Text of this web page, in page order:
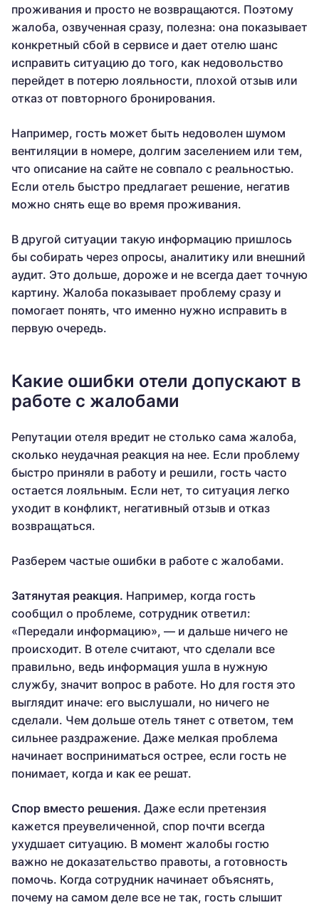
проживания и просто не возвращаются. Поэтому
жалоба, озвученная сразу, полезна: она показывает
конкретный сбой в сервисе и дает отелю шанс
исправить ситуацию до того, как недовольство
перейдет в потерю лояльности, плохой отзыв или
отказ от повторного бронирования.
Например, гость может быть недоволен шумом
вентиляции в номере, долгим заселением или тем,
что описание на сайте не совпало с реальностью.
Если отель быстро предлагает решение, негатив
можно снять еще во время проживания.
В другой ситуации такую информацию пришлось
бы собирать через опросы, аналитику или внешний
аудит. Это дольше, дороже и не всегда дает точную
картину. Жалоба показывает проблему сразу и
помогает понять, что именно нужно исправить в
первую очередь.
Какие ошибки отели допускают в
работе с жалобами
Репутации отеля вредит не столько сама жалоба,
сколько неудачная реакция на нее. Если проблему
быстро приняли в работу и решили, гость часто
остается лояльным. Если нет, то ситуация легко
уходит в конфликт, негативный отзыв и отказ
возвращаться.
Разберем частые ошибки в работе с жалобами.
Затянутая реакция. Например, когда гость
сообщил о проблеме, сотрудник ответил:
«Передали информацию», — и дальше ничего не
происходит. В отеле считают, что сделали все
правильно, ведь информация ушла в нужную
службу, значит вопрос в работе. Но для гостя это
выглядит иначе: его выслушали, но ничего не
сделали. Чем дольше отель тянет с ответом, тем
сильнее раздражение. Даже мелкая проблема
начинает восприниматься острее, если гость не
понимает, когда и как ее решат.
Спор вместо решения. Даже если претензия
кажется преувеличенной, спор почти всегда
ухудшает ситуацию. В момент жалобы гостю
важно не доказательство правоты, а готовность
помочь. Когда сотрудник начинает объяснять,
почему на самом деле все не так, гость слышит